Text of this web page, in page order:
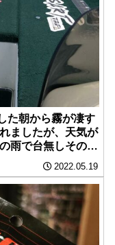
た️朝から霧が凄す
ましたが、天気が
雨で台無しその後
がとうございまし
2022.05.19